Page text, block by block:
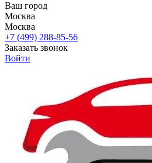
Ваш город
Москва
Москва
+7 (499) 288-85-56
Заказать звонок
Войти